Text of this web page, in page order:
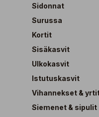
Sidonnat
Surussa
Kortit
Sisäkasvit
Ulkokasvit
Istutuskasvit
Vihannekset &
Siemenet & sipulit